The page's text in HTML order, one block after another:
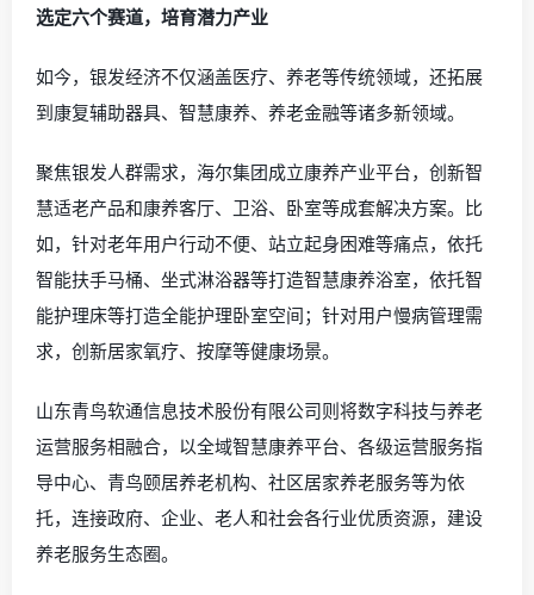
选定六个赛道，培育潜力产业
如今，银发经济不仅涵盖医疗、养老等传统领域，还拓展
到康复辅助器具、智慧康养、养老金融等诸多新领域。
聚焦银发人群需求，海尔集团成立康养产业平台，创新智
慧适老产品和康养客厅、卫浴、卧室等成套解决方案。比
如，针对老年用户行动不便、站立起身困难等痛点，依托
智能扶手马桶、坐式淋浴器等打造智慧康养浴室，依托智
能护理床等打造全能护理卧室空间；针对用户慢病管理需
求，创新居家氧疗、按摩等健康场景。
山东青鸟软通信息技术股份有限公司则将数字科技与养老
运营服务相融合，以全域智慧康养平台、各级运营服务指
导中心、青鸟颐居养老机构、社区居家养老服务等为依
托，连接政府、企业、老人和社会各行业优质资源，建设
养老服务生态圈。